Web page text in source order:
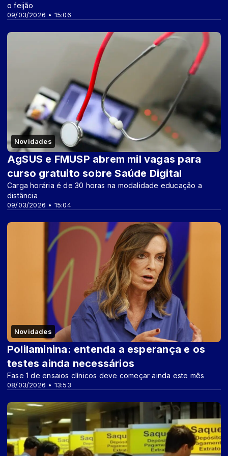
09/03/2026 • 15:06
o feijão
Novidades
09/03/2026 • 15:04
AgSUS e FMUSP abrem mil vagas para
curso gratuito sobre Saúde Digital
Carga horária é de 30 horas na modalidade educação a
distância
Novidades
08/03/2026 • 13:53
Polilaminina: entenda a esperança e os
testes ainda necessários
Fase 1 de ensaios clínicos deve começar ainda este mês